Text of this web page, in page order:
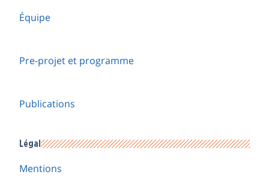
Équipe
Pre-projet et programme
Publications
Légal
Mentions